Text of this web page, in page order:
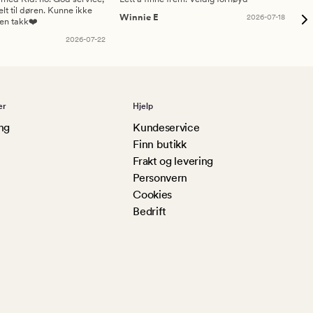
til døren. Kunne ikke
takk❤️
2026-07-22
Winnie E
2026-07-18
Hjelp
Kundeservice
Finn butikk
Frakt og levering
Personvern
Cookies
Bedrift